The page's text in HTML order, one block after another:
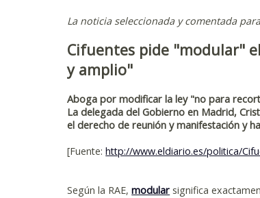
La noticia seleccionada y comentada
Cifuentes pide "modular"
y amplio"
Aboga por modificar la ley "no para
La delegada del Gobierno en Madrid,
el derecho de reunión y manifestación y
[Fuente:http://www.eldiario.es/politica/
Según la RAE,modular significa